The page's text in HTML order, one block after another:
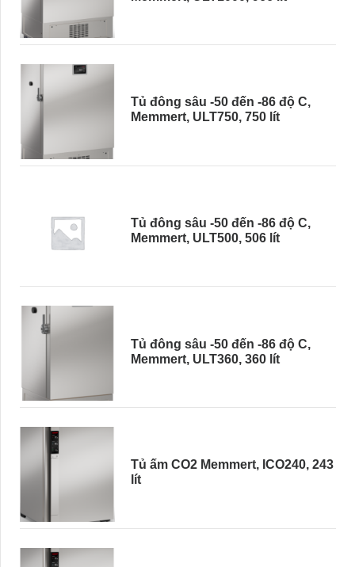
Tủ đông sâu -50 đến -86 độ C,
Memmert, ULT750, 750 lít
Tủ đông sâu -50 đến -86 độ C,
Memmert, ULT500, 506 lít
Tủ đông sâu -50 đến -86 độ C,
Memmert, ULT360, 360 lít
Tủ ấm CO2 Memmert, ICO240, 243
lít